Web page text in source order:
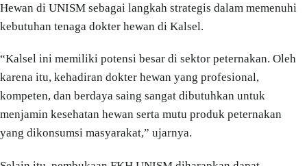
Hewan di UNISM sebagai langkah strategis dalam memenuhi
kebutuhan tenaga dokter hewan di Kalsel.
“Kalsel ini memiliki potensi besar di sektor peternakan. Oleh
karena itu, kehadiran dokter hewan yang profesional,
kompeten, dan berdaya saing sangat dibutuhkan untuk
menjamin kesehatan hewan serta mutu produk peternakan
yang dikonsumsi masyarakat,” ujarnya.